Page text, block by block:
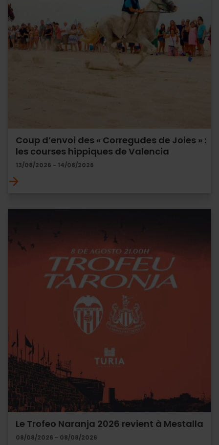
Coup d’envoi des « Corregudes de Joies » :
les courses hippiques de Valencia
13/08/2026 - 14/08/2026
Le Trofeo Naranja 2026 revient à Mestalla
08/08/2026 - 08/08/2026